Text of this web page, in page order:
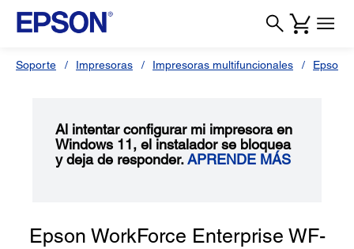
Soporte Impresoras Impresoras multifuncionales Epson
Al intentar configurar mi impresora en
Windows 11, el instalador se bloquea
y deja de responder.APRENDE MÁS
Epson WorkForce Enterprise WF-